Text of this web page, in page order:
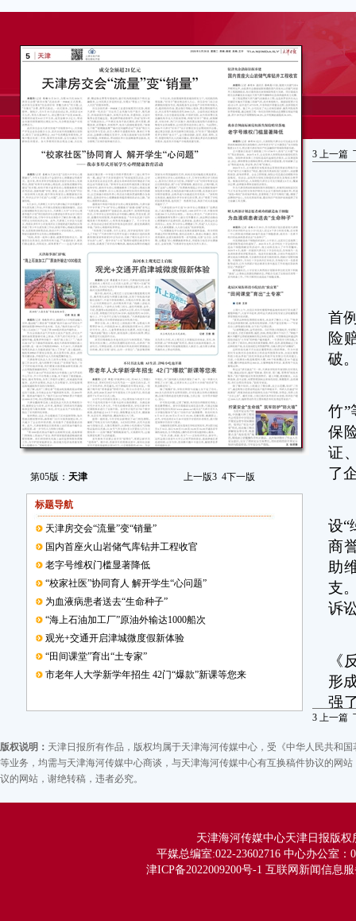
第05版： 天津 上一版3 4下一版
标题导航
天津房交会“流量”变“销量”
国内首座火山岩储气库钻井工程收官
老字号维权门槛显著降低
“校家社医”协同育人 解开学生“心问题”
为血液病患者送去“生命种子”
“海上石油加工厂”原油外输达1000船次
观光+交通开启津城微度假新体验
“田间课堂”育出“土专家”
市老年人大学新学年招生 42门“爆款”新课等您来
3 上一篇
首
险
破
竹”
保
证
了
设“
商
助
支
诉
《
形
强
供
3 上一篇
版权说明： 天津日报所有作品，版权均属于天津海河传媒中心，受《中华人民共和
等业务，均需与天津海河传媒中心商谈，与天津海河传媒中心有互换稿件协议的网
议的网站，谢绝转稿，违者必究。
天津海河传媒中心天津日报版权
平媒总编室:022-23602716 中心办公室：
津ICP备2022009200号-1 互联网新闻信息